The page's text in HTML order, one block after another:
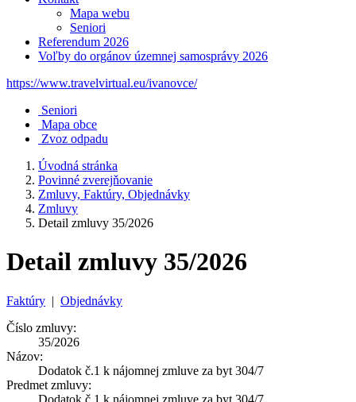
Mapa webu
Seniori
Referendum 2026
Voľby do orgánov územnej samosprávy 2026
https://www.travelvirtual.eu/ivanovce/
Seniori
Mapa obce
Zvoz odpadu
Úvodná stránka
Povinné zverejňovanie
Zmluvy, Faktúry, Objednávky
Zmluvy
Detail zmluvy 35/2026
Detail zmluvy 35/2026
Faktúry | Objednávky
Číslo zmluvy:
35/2026
Názov:
Dodatok č.1 k nájomnej zmluve za byt 304/7
Predmet zmluvy:
Dodatok č.1 k nájomnej zmluve za byt 304/7